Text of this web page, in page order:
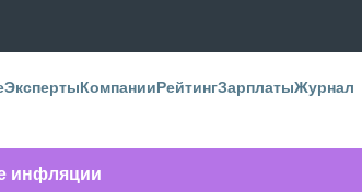
ЭкспертыКомпанииРейтингЗарплатыЖурнал
инфляции